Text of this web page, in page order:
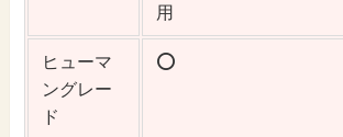
用
ヒューマ
ングレー
ド
⭕️